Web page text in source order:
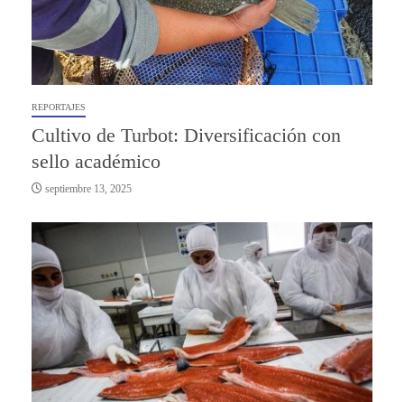
REPORTAJES
Cultivo de Turbot: Diversificación con
sello académico
septiembre 13, 2025